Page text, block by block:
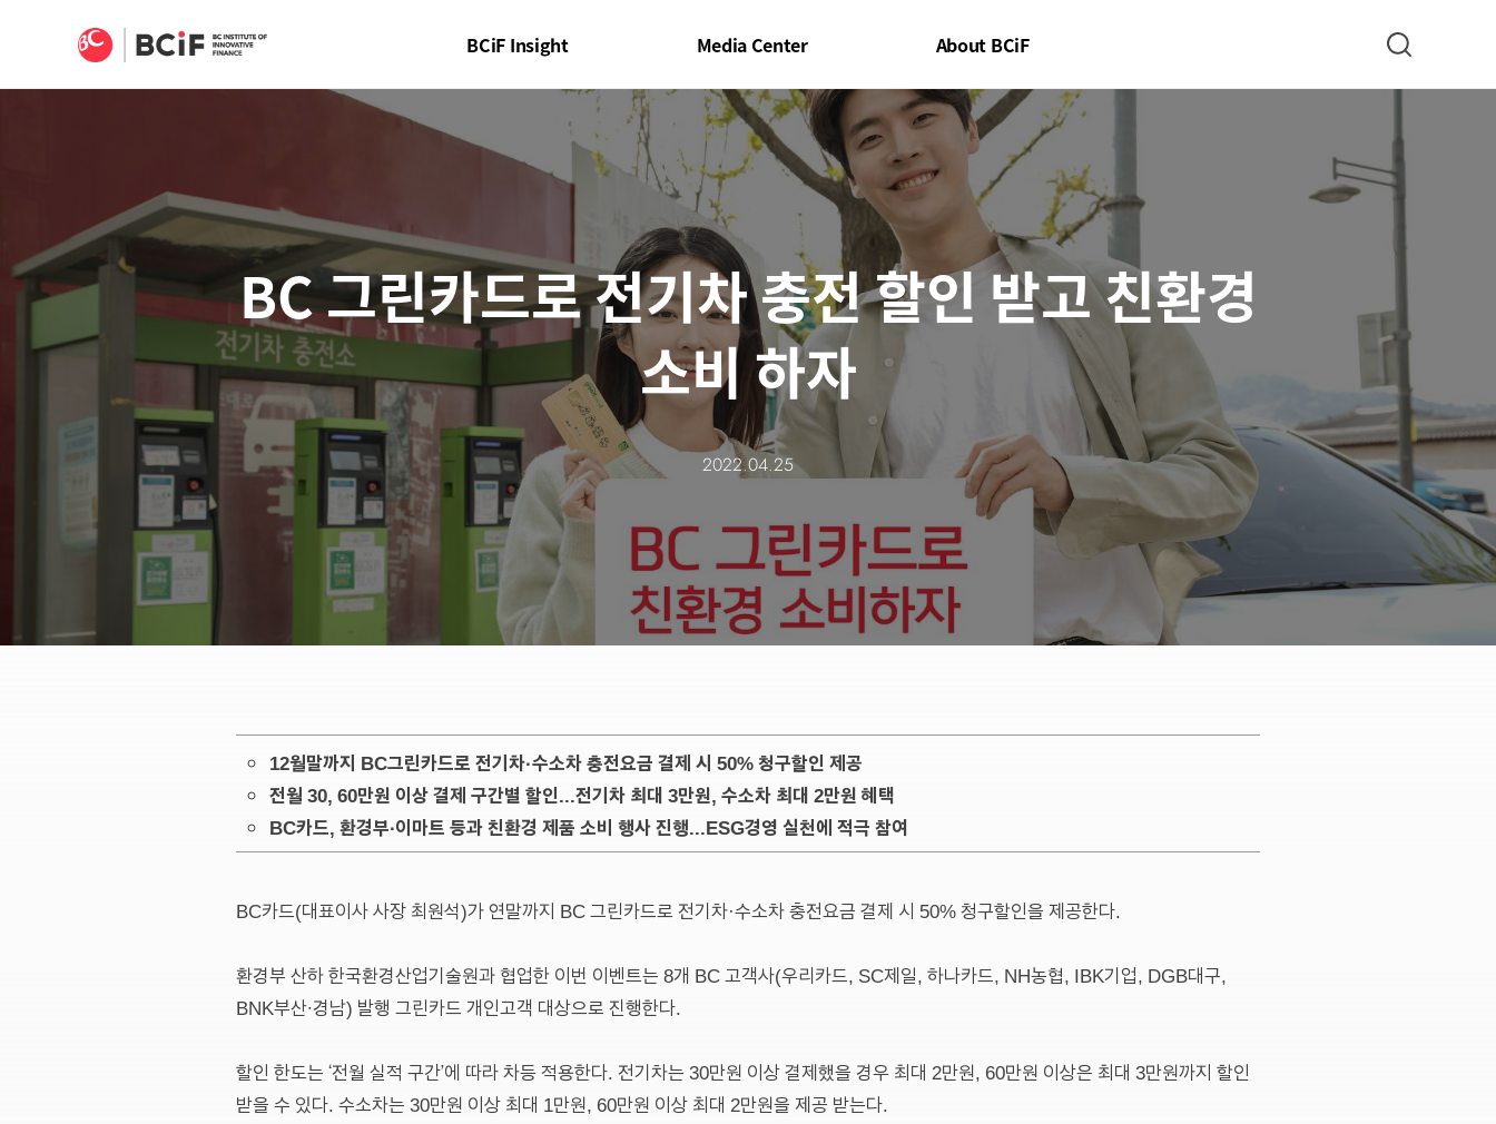
BCIF BCiF Insight Media Center About BCiF 검색
BC 그린카드로 전기차 충전 할인 받고 친환경
소비 하자
2022.04.25
12월말까지 BC그린카드로 전기차·수소차 충전요금 결제 시 50% 청구할인 제공
전월 30, 60만원 이상 결제 구간별 할인...전기차 최대 3만원, 수소차 최대 2만원 혜택
BC카드, 환경부∙이마트 등과 친환경 제품 소비 행사 진행...ESG경영 실천에 적극 참여
BC카드(대표이사 사장 최원석)가 연말까지 BC 그린카드로 전기차·수소차 충전요금 결제 시 50% 청구할인을 제공한다.
환경부 산하 한국환경산업기술원과 협업한 이번 이벤트는 8개 BC 고객사(우리카드, SC제일, 하나카드, NH농협, IBK기업, DGB대구,
BNK부산∙경남) 발행 그린카드 개인고객 대상으로 진행한다.
할인 한도는 ‘전월 실적 구간’에 따라 차등 적용한다. 전기차는 30만원 이상 결제했을 경우 최대 2만원, 60만원 이상은 최대 3만원까지 할인
받을 수 있다. 수소차는 30만원 이상 최대 1만원, 60만원 이상 최대 2만원을 제공 받는다.